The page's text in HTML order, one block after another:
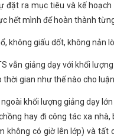
đặt ra mục tiêu và kế
hết mình để hoàn thành
không giấu dốt, không nản
vẫn giảng dạy với khối
thời gian như thế nào cho
ngoài khối lượng giảng dạy
hay đi công tác xa
không có giờ lên lớp) và